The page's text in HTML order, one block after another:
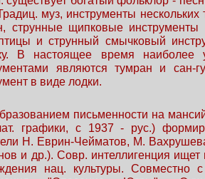
муз, инструменты нескольких
струнные щипковые
и струнный смычковый
В настоящее время наиболее
являются тумран и сан-
в виде лодки.
письменности на
графики, с 1937 - рус.)
Н. Еврин-Чейматов, М.
и др.). Совр. интеллигенция ищет
нац. культуры. Совместно